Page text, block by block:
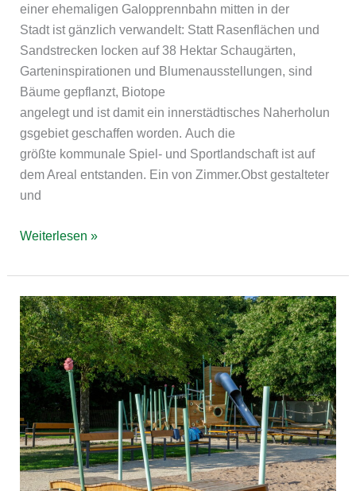
einer ehemaligen Galopprennbahn mitten in der
Stadt ist gänzlich verwandelt: Statt Rasenflächen und
Sandstrecken locken auf 38 Hektar Schaugärten,
Garteninspirationen und Blumenausstellungen, sind
Bäume gepflanzt, Biotope
angelegt und ist damit ein innerstädtisches Naherholun
gsgebiet geschaffen worden. Auch die
größte kommunale Spiel- und Sportlandschaft ist auf
dem Areal entstanden. Ein von Zimmer.Obst gestalteter
und
Weiterlesen »
Lustgarten
Ulm